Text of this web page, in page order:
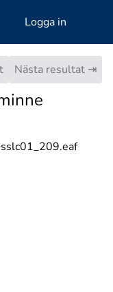
Logga in
Nästa resultat ⇥